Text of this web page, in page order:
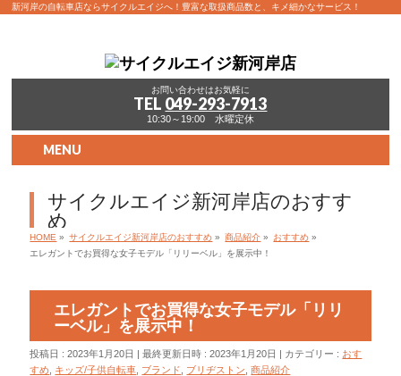
新河岸の自転車店ならサイクルエイジへ！豊富な取扱商品数と、キメ細かなサービス！
お問い合わせはお気軽に
TEL 049-293-7913
10:30～19:00 水曜定休
MENU
サイクルエイジ新河岸店のおすす
め
HOME » サイクルエイジ新河岸店のおすすめ » 商品紹介 » おすすめ »
エレガントでお買得な女子モデル「リリーベル」を展示中！
エレガントでお買得な女子モデル「リリ
ーベル」を展示中！
投稿日 : 2023年1月20日 最終更新日時 : 2023年1月20日 カテゴリー : おす
すめ キッズ/子供自転車 ブランド ブリヂストン ,商品紹介